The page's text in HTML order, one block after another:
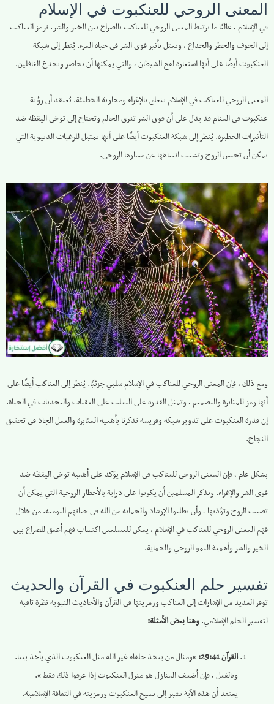
المعنى الروحي للعنكبوت في الإسلام
في الإسلام ، غالبًا ما يرتبط المعنى الروحي للعناكب بالصراع بين الخير والشر. ترمز العناكب
إلى الخوف والخطر والخداع ، وتمثل تأثير قوى الشر في حياة المرء. يُنظر إلى شبكة
العنكبوت أيضًا على أنها استعارة لفخ الشيطان ، والتي يمكنها أن تحاصر وتخدع الغافلين.
المعنى الروحي للعناكب في الإسلام يتعلق بالإغراء ومحاربة الخطيئة. يُعتقد أن رؤية
عنكبوت في المنام قد يدل على أن قوى الشر تغري الحالم وتحتاج إلى توخي اليقظة ضد
التأثيرات الخطيرة. يُنظر إلى شبكة العنكبوت أيضًا على أنها تمثيل للرغبات الدنيوية التي
يمكن أن تحبس الروح وتشتت انتباهها عن مسارها الروحي.
ومع ذلك ، فإن المعنى الروحي للعناكب في الإسلام سلبي جزئيًا. يُنظر إلى العناكب أيضًا على
أنها رمز للمثابرة والتصميم ، وتمثل القدرة على التغلب على العقبات والتحديات في الحياة.
إن قدرة العنكبوت على تدوير شبكة وفريسة تذكرنا بأهمية المثابرة والعمل الجاد في تحقيق
النجاح.
بشكل عام ، فإن المعنى الروحي للعناكب في الإسلام يؤكد على أهمية توخي اليقظة ضد
قوى الشر والإغراء. وتذكر المسلمين أن يكونوا على دراية بالأخطار الروحية التي يمكن أن
تصيب الروح وتؤذيها ، وأن يطلبوا الإرشاد والحماية من الله في حياتهم اليومية. من خلال
فهم المعنى الروحي للعناكب في الإسلام ، يمكن للمسلمين اكتساب فهم أعمق للصراع بين
الخير والشر وأهمية النمو الروحي والحماية.
تفسير حلم العنكبوت في القرآن والحديث
توفر العديد من الإشارات إلى العناكب ورمزيتها في القرآن والأحاديث النبوية نظرة ثاقبة
لتفسير الحلم الإسلامي.وهنا بعض الأمثلة:
القرآن 29:41:
“ومثال من يتخذ حلفاء غير الله مثل العنكبوت الذي يأخذ بيتا.
وبالفعل ، فإن أضعف المنازل هو منزل العنكبوت إذا عرفوا ذلك فقط “.
يعتقد أن هذه الآية تشير إلى نسيج العنكبوت ورمزيته في الثقافة الإسلامية.